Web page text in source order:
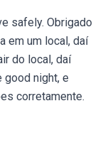
safely. Obrigado
em um local, daí
do local, daí
good night, e
corretamente.